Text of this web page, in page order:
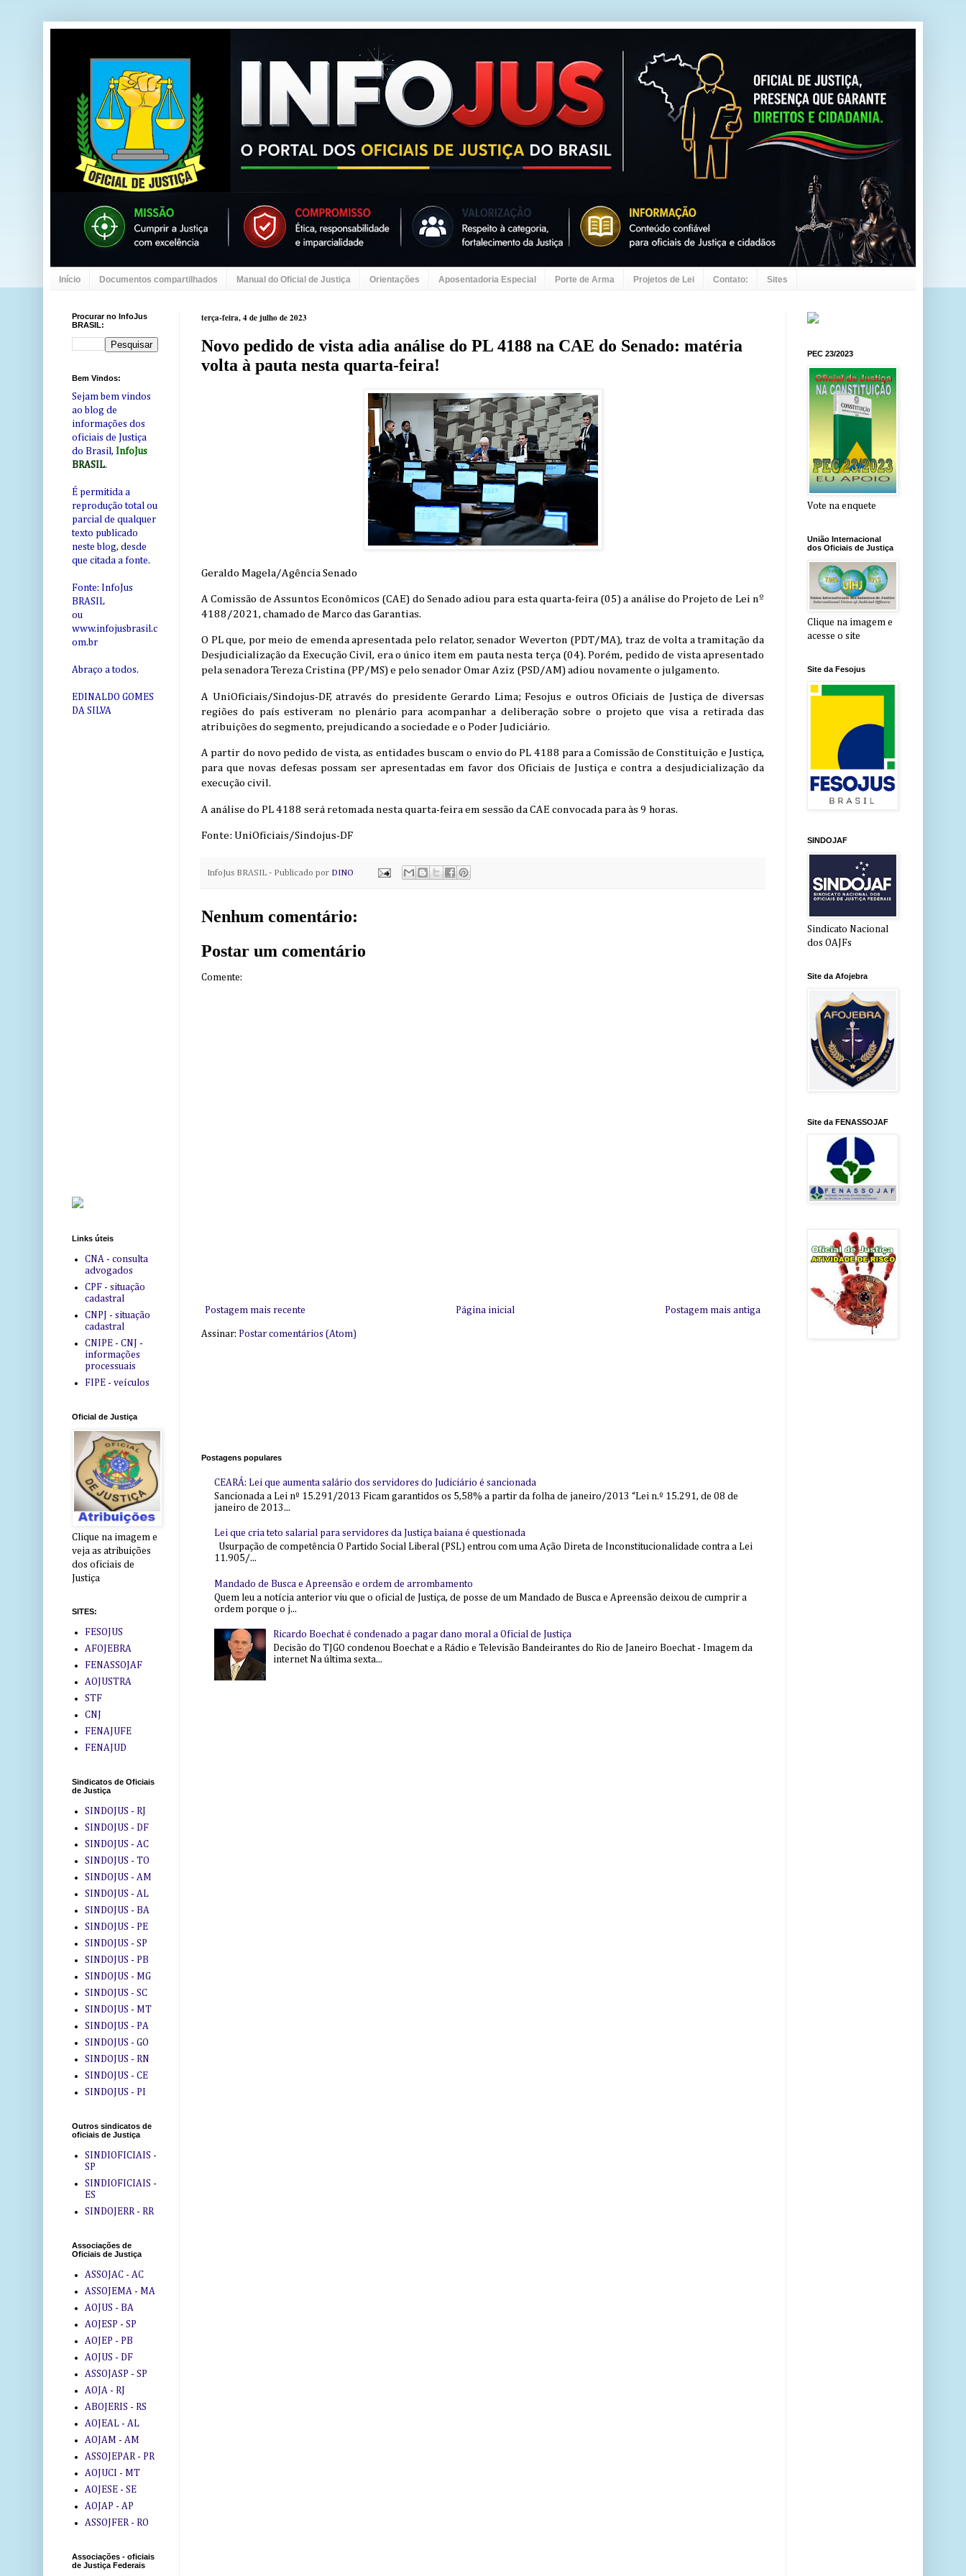
Início Documentos compartilhados Manual do Oficial de Justiça Orientações Aposentadoria Especial Porte de Arma Projetos de Lei Contato: Sites
terça-feira, 4 de julho de 2023
Novo pedido de vista adia análise do PL 4188 na CAE do Senado: matéria
volta à pauta nesta quarta-feira!
Geraldo Magela/Agência Senado
A Comissão de Assuntos Econômicos (CAE) do Senado adiou para esta quarta-feira (05) a análise do Projeto de Lei nº
4188/2021, chamado de Marco das Garantias.
O PL que, por meio de emenda apresentada pelo relator, senador Weverton (PDT/MA), traz de volta a tramitação da
Desjudicialização da Execução Civil, era o único item em pauta nesta terça (04). Porém, pedido de vista apresentado
pela senadora Tereza Cristina (PP/MS) e pelo senador Omar Aziz (PSD/AM) adiou novamente o julgamento.
A UniOficiais/Sindojus-DF, através do presidente Gerardo Lima; Fesojus e outros Oficiais de Justiça de diversas
regiões do país estiveram no plenário para acompanhar a deliberação sobre o projeto que visa a retirada das
atribuições do segmento, prejudicando a sociedade e o Poder Judiciário.
A partir do novo pedido de vista, as entidades buscam o envio do PL 4188 para a Comissão de Constituição e Justiça,
para que novas defesas possam ser apresentadas em favor dos Oficiais de Justiça e contra a desjudicialização da
execução civil.
A análise do PL 4188 será retomada nesta quarta-feira em sessão da CAE convocada para às 9 horas.
Fonte: UniOficiais/Sindojus-DF
InfoJus BRASIL - Publicado por DINO
Nenhum comentário:
Postar um comentário
Comente:
Postagem mais recente Postagem mais antiga
Página inicial
Assinar: Postar comentários (Atom)
Postagens populares
CEARÁ: Lei que aumenta salário dos servidores do Judiciário é sancionada
Sancionada a Lei nº 15.291/2013 Ficam garantidos os 5,58% a partir da folha de janeiro/2013 “Lei n.º 15.291, de 08 de
janeiro de 2013...
Lei que cria teto salarial para servidores da Justiça baiana é questionada
Usurpação de competência O Partido Social Liberal (PSL) entrou com uma Ação Direta de Inconstitucionalidade contra a Lei
11.905/...
Mandado de Busca e Apreensão e ordem de arrombamento
Quem leu a notícia anterior viu que o oficial de Justiça, de posse de um Mandado de Busca e Apreensão deixou de cumprir a
ordem porque o j...
Ricardo Boechat é condenado a pagar dano moral a Oficial de Justiça
Decisão do TJGO condenou Boechat e a Rádio e Televisão Bandeirantes do Rio de Janeiro Boechat - Imagem da
internet Na última sexta...
Procurar no InfoJus
BRASIL:
Bem Vindos:
Sejam bem vindos
ao blog de
informações dos
oficiais de Justiça
do Brasil, InfoJus
BRASIL.
É permitida a
reprodução total ou
parcial de qualquer
texto publicado
neste blog, desde
que citada a fonte.
Fonte: InfoJus
BRASIL
ou
www.infojusbrasil.c
om.br
Abraço a todos.
EDINALDO GOMES
DA SILVA
Links úteis
CNA - consulta
advogados
CPF - situação
cadastral
CNPJ - situação
cadastral
CNIPE - CNJ -
informações
processuais
FIPE - veículos
Oficial de Justiça
Clique na imagem e
veja as atribuições
dos oficiais de
Justiça
SITES:
FESOJUS
AFOJEBRA
FENASSOJAF
AOJUSTRA
STF
CNJ
FENAJUFE
FENAJUD
Sindicatos de Oficiais
de Justiça
SINDOJUS - RJ
SINDOJUS - DF
SINDOJUS - AC
SINDOJUS - TO
SINDOJUS - AM
SINDOJUS - AL
SINDOJUS - BA
SINDOJUS - PE
SINDOJUS - SP
SINDOJUS - PB
SINDOJUS - MG
SINDOJUS - SC
SINDOJUS - MT
SINDOJUS - PA
SINDOJUS - GO
SINDOJUS - RN
SINDOJUS - CE
SINDOJUS - PI
Outros sindicatos de
oficiais de Justiça
SINDIOFICIAIS -
SP
SINDIOFICIAIS -
ES
SINDOJERR - RR
Associações de
Oficiais de Justiça
ASSOJAC - AC
ASSOJEMA - MA
AOJUS - BA
AOJESP - SP
AOJEP - PB
AOJUS - DF
ASSOJASP - SP
AOJA - RJ
ABOJERIS - RS
AOJEAL - AL
AOJAM - AM
ASSOJEPAR - PR
AOJUCI - MT
AOJESE - SE
AOJAP - AP
ASSOJFER - RO
Associações - oficiais
de Justiça Federais
PEC 23/2023
Vote na enquete
União Internacional
dos Oficiais de Justiça
Clique na imagem e
acesse o site
Site da Fesojus
SINDOJAF
Sindicato Nacional
dos OAJFs
Site da Afojebra
Site da FENASSOJAF